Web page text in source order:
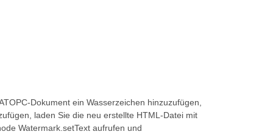
Dokument ein Wasserzeichen hinzuzufügen,
laden Sie die neu erstellte HTML-Datei mit
Watermark.setText aufrufen und